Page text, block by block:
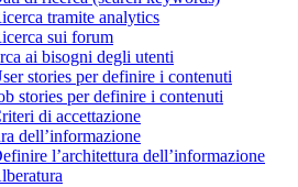
tramite analytics
sui forum
ai bisogni degli utenti
stories per definire i contenuti
stories per definire i contenuti
di accettazione
dell’informazione
l’architettura dell’informazione